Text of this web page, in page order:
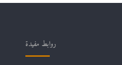
روابط مفيدة